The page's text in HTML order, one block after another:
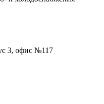
3, офис №117